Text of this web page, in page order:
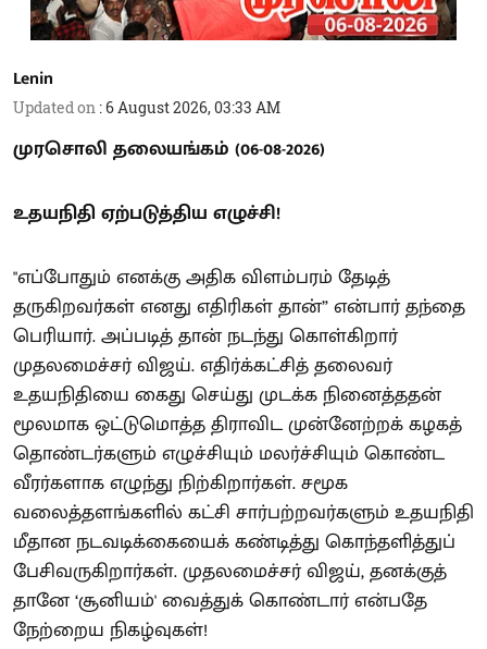
Lenin
Updated on :6 August 2026, 03:33 AM
முரசொலி தலையங்கம் (06-08-2026)
உதயநிதி ஏற்படுத்திய எழுச்சி!
"எப்போதும் எனக்கு அதிக விளம்பரம் தேடித்
தருகிறவர்கள் எனது எதிரிகள் தான்” என்பார் தந்தை
பெரியார். அப்படித் தான் நடந்து கொள்கிறார்
முதலமைச்சர் விஜய். எதிர்க்கட்சித் தலைவர்
உதயநிதியை கைது செய்து முடக்க நினைத்ததன்
மூலமாக ஒட்டுமொத்த திராவிட முன்னேற்றக் கழகத்
தொண்டர்களும் எழுச்சியும் மலர்ச்சியும் கொண்ட
வீரர்களாக எழுந்து நிற்கிறார்கள். சமூக
வலைத்தளங்களில் கட்சி சார்பற்றவர்களும் உதயநிதி
மீதான நடவடிக்கையைக் கண்டித்து கொந்தளித்துப்
பேசிவருகிறார்கள். முதலமைச்சர் விஜய், தனக்குத்
தானே ‘சூனியம்' வைத்துக் கொண்டார் என்பதே
நேற்றைய நிகழ்வுகள்!